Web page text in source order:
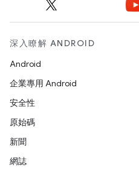
深入瞭解 ANDROID
Android
企業專用 Android
安全性
原始碼
新聞
網誌